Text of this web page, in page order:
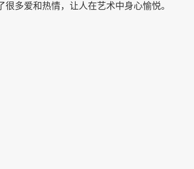
多爱和热情，让人在艺术中身心愉悦。